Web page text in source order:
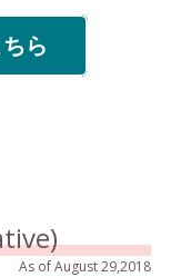
ら
As of August 29,2018